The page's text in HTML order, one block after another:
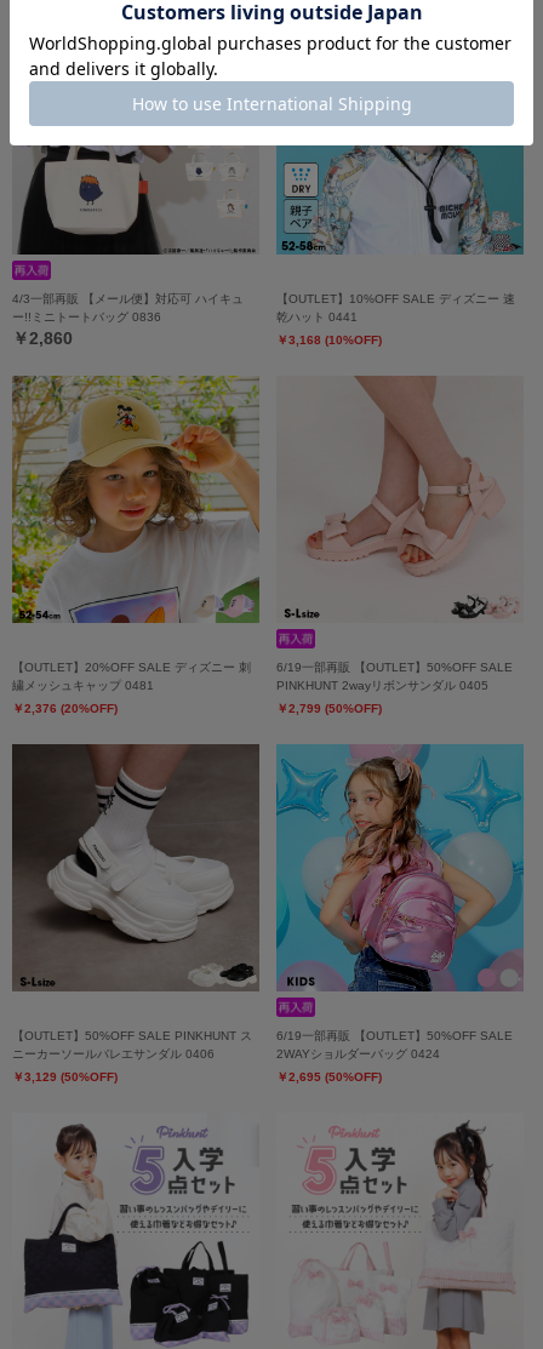
4/3一部再販 【メール便】対応可 ハイキュ
ー!!ミニトートバッグ 0836
￥2,860
【OUTLET】10%OFF SALE ディズニー 速
乾ハット 0441
￥3,168 (10%OFF)
【OUTLET】20%OFF SALE ディズニー 刺
繍メッシュキャップ 0481
￥2,376 (20%OFF)
6/19一部再販 【OUTLET】50%OFF SALE
PINKHUNT 2wayリボンサンダル 0405
￥2,799 (50%OFF)
【OUTLET】50%OFF SALE PINKHUNT ス
ニーカーソールバレエサンダル 0406
￥3,129 (50%OFF)
6/19一部再販 【OUTLET】50%OFF SALE
2WAYショルダーバッグ 0424
￥2,695 (50%OFF)